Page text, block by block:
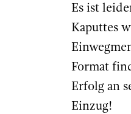
Es ist
Kaputtes
Format
Erfolg an
Einzug!